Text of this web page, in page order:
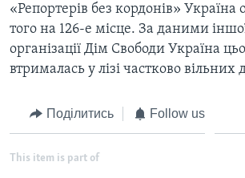
«Репортерів без кордонів» Україна
того на 126-е місце. За даними
організації Дім Свободи Україна
втрималась у лізі частково вільних
Поділитись Follow us
This item is part of